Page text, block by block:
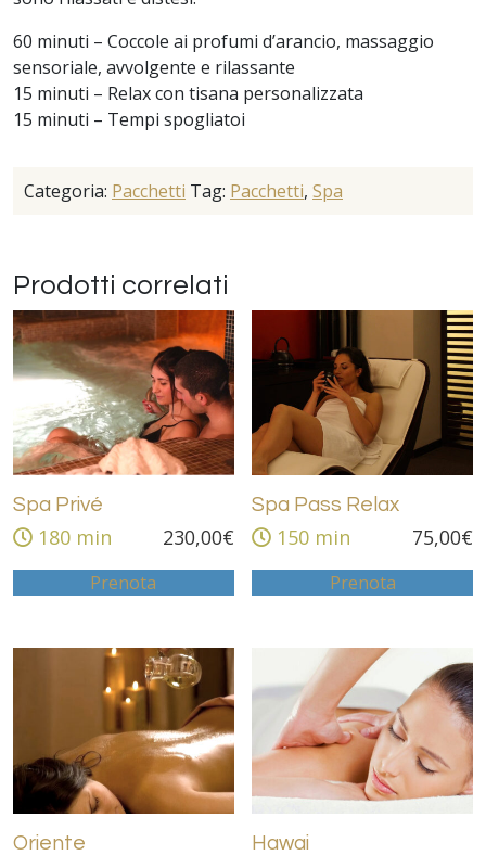
60 minuti – Coccole ai profumi d’arancio, massaggio
sensoriale, avvolgente e rilassante
15 minuti – Relax con tisana personalizzata
15 minuti – Tempi spogliatoi
Categoria: Pacchetti Tag: Pacchetti, Spa
Prodotti correlati
Spa Privé
180 min 230,00€
Prenota
Spa Pass Relax
150 min 75,00€
Prenota
Oriente Hawai